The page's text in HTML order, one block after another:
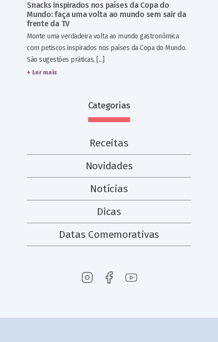
Snacks inspirados nos países da Copa do
Mundo: faça uma volta ao mundo sem sair da
frente da TV
Monte uma verdadeira volta ao mundo gastronômica
com petiscos inspirados nos países da Copa do Mundo.
São sugestões práticas, [...]
+ Ler mais
Categorias
Receitas
Novidades
Notícias
Dicas
Datas Comemorativas